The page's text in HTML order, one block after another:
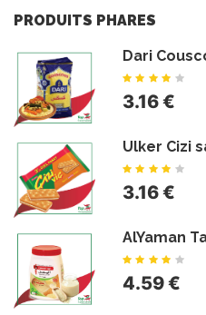
PRODUITS PHARES
Dari
3.16 €
Ulker Cizi
3.16 €
AlYaman
4.59 €